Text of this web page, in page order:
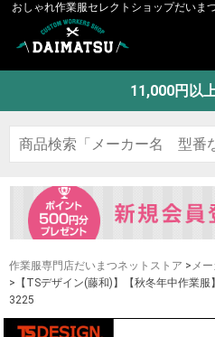
おしゃれ作業服セレクトショップだいま
11,000円以
作業服専門店だいまつネットストア > メ
>【TSデザイン(藤和)】【秋冬年中作業
3225